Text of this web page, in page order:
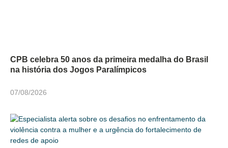
CPB celebra 50 anos da primeira medalha do Brasil
na história dos Jogos Paralímpicos
07/08/2026